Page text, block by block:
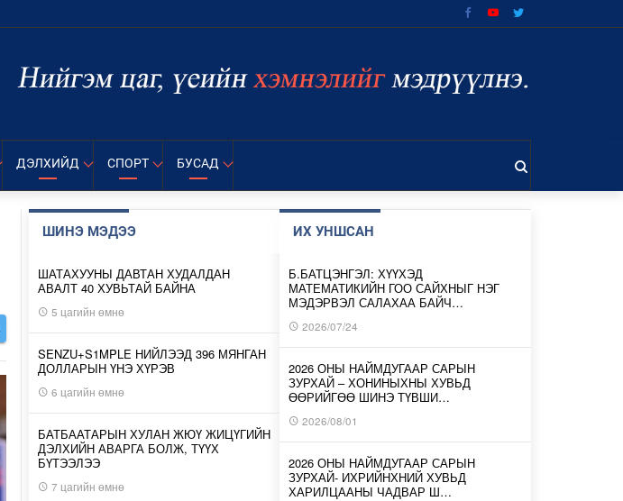
ДЭЛХИЙД СПОРТ БУСАД
ШИНЭ МЭДЭЭ
ШАТАХУУНЫ ДАВТАН ХУДАЛДАН
АВАЛТ 40 ХУВЬТАЙ БАЙНА
5 цагийн өмнө
SENZU+S1MPLE НИЙЛЭЭД 396 МЯНГАН
ДОЛЛАРЫН ҮНЭ ХҮРЭВ
6 цагийн өмнө
БАТБААТАРЫН ХУЛАН ЖЮҮ ЖИЦҮГИЙН
ДЭЛХИЙН АВАРГА БОЛЖ, ТҮҮХ
БҮТЭЭЛЭЭ
7 цагийн өмнө
ИХ УНШСАН
Б.БАТЦЭНГЭЛ: ХҮҮХЭД
МАТЕМАТИКИЙН ГОО САЙХНЫГ НЭГ
МЭДЭРВЭЛ САЛАХАА БАЙЧ…
2026/07/24
2026 ОНЫ НАЙМДУГААР САРЫН
ЗУРХАЙ – ХОНИНЫХНЫ ХУВЬД
ӨӨРИЙГӨӨ ШИНЭ ТҮВШИ…
2026/08/01
2026 ОНЫ НАЙМДУГААР САРЫН
ЗУРХАЙ- ИХРИЙНХНИЙ ХУВЬД
ХАРИЛЦААНЫ ЧАДВАР Ш…